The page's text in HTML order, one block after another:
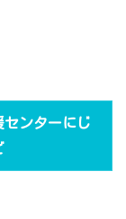
ンターにじ